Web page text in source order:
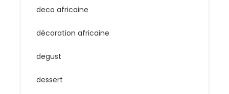
deco africaine
décoration africaine
degust
dessert